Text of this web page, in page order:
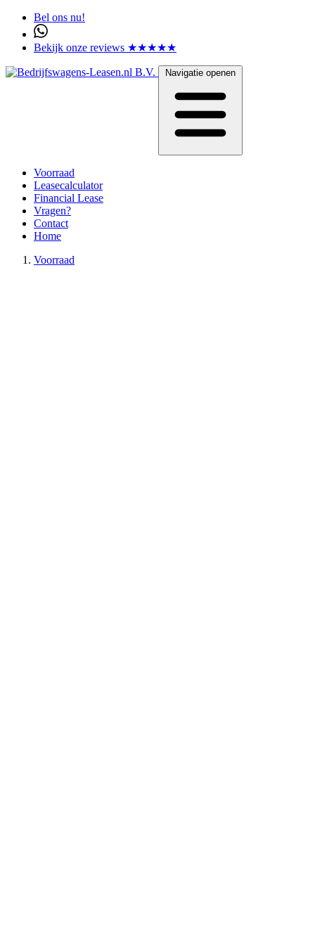
Bel ons nu!
Bekijk onze reviews ★★★★★
Navigatie openen
Voorraad
Leasecalculator
Financial Lease
Vragen?
Contact
Home
Voorraad